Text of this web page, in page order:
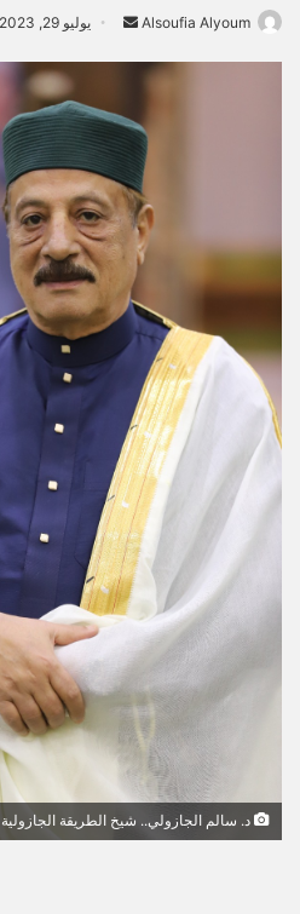
Alsoufia Alyoum
ل
ي
د
ل
ن
ي
ا
يوليو 29, 2023
د. سالم الجازولي.. شيخ الطريقة الجازولية